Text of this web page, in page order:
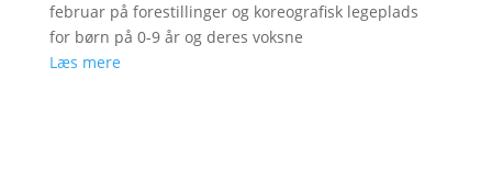
februar på forestillinger og koreografisk legeplads
for børn på 0-9 år og deres voksne
Læs mere